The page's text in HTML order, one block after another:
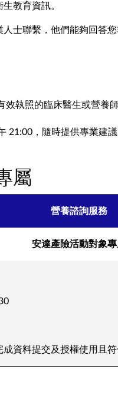
教育資訊。
士聯繫，他們能夠回答
效執照的臨床醫生或營養
21:00，隨時提供專業建議
屬
營養諮詢服務
安達產險活動對象
資料提交及授權使用且